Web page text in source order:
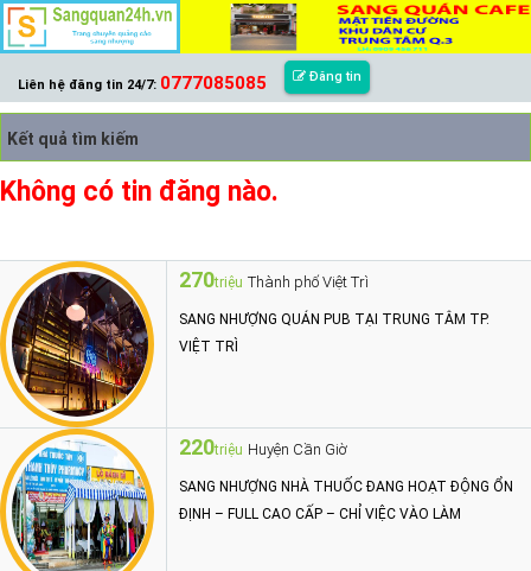
Liên hệ đăng tin 24/7: 0777085085 Đăng tin
Kết quả tìm kiếm
Không có tin đăng nào.
270triệu Thành phố Việt Trì
SANG NHƯỢNG QUÁN PUB TẠI TRUNG TÂM TP.
VIỆT TRÌ
220triệu Huyện Cần Giờ
SANG NHƯỢNG NHÀ THUỐC ĐANG HOẠT ĐỘNG ỔN
ĐỊNH – FULL CAO CẤP – CHỈ VIỆC VÀO LÀM